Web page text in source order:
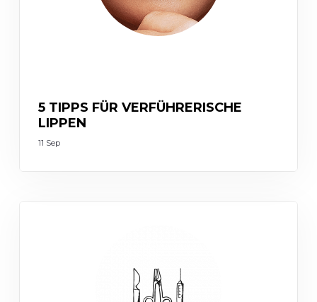
5 TIPPS FÜR VERFÜHRERISCHE
LIPPEN
11 Sep